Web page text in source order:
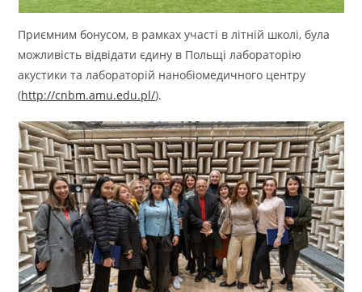
Приємним бонусом, в рамках участі в літній школі, була
можливість відвідати єдину в Польщі лабораторію
акустики та лабораторій нанобіомедичного центру
(http://cnbm.amu.edu.pl/).